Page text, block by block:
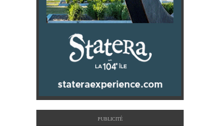
PUBLICITÉ